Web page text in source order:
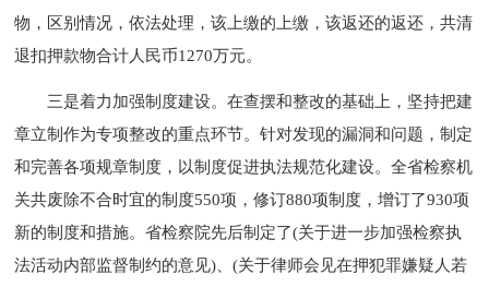
物，区别情况，依法处理，该上缴的上缴，该返还的返还，共清
退扣押款物合计人民币1270万元。
三是着力加强制度建设。在查摆和整改的基础上，坚持把建
章立制作为专项整改的重点环节。针对发现的漏洞和问题，制定
和完善各项规章制度，以制度促进执法规范化建设。全省检察机
关共废除不合时宜的制度550项，修订880项制度，增订了930项
新的制度和措施。省检察院先后制定了(关于进一步加强检察执
法活动内部监督制约的意见)、(关于律师会见在押犯罪嫌疑人若